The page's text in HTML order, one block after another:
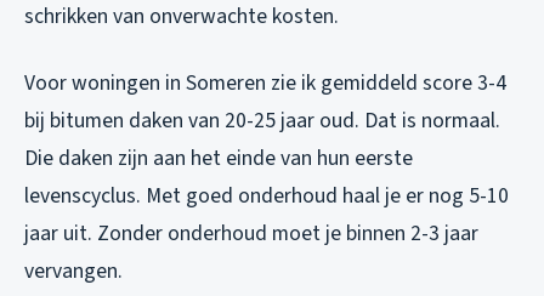
schrikken van onverwachte kosten.
Voor woningen in Someren zie ik gemiddeld score 3-4
bij bitumen daken van 20-25 jaar oud. Dat is normaal.
Die daken zijn aan het einde van hun eerste
levenscyclus. Met goed onderhoud haal je er nog 5-10
jaar uit. Zonder onderhoud moet je binnen 2-3 jaar
vervangen.